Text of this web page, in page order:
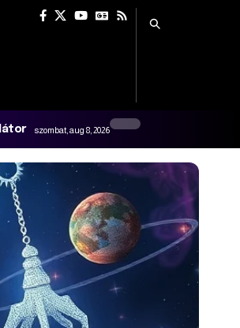
szombat, aug 8, 2026